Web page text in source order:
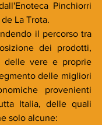
Pinchiorri
La Trota.
il percorso tra
dei prodotti,
delle vere e proprie
delle migliori
provenienti
Italia, delle quali
solo alcune: